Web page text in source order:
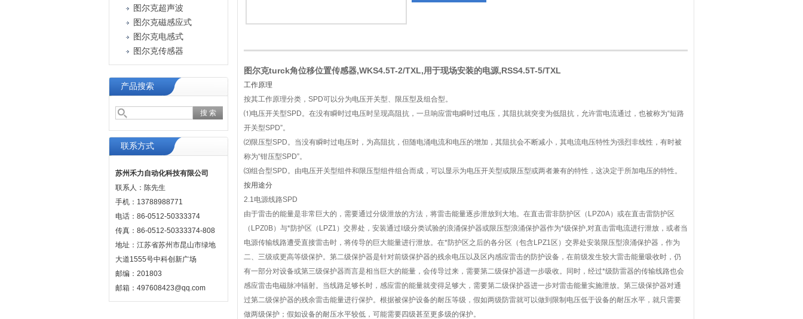
图尔克超声波
图尔克磁感应式
图尔克电感式
图尔克传感器
产品搜索
联系方式
苏州禾力自动化科技有限公司
联系人：陈先生
手机：13788988771
电话：86-0512-50333374
传真：86-0512-50333374-808
地址：江苏省苏州市昆山市绿地
大道1555号中科创新广场
邮编：201803
邮箱：497608423@qq.com
图尔克turck角位移位置传感器,WKS4.5T-2/TXL,用于现场安装的电源,RSS4.5T-5/TXL
工作原理
按其工作原理分类，SPD可以分为电压开关型、限压型及组合型。
⑴电压开关型SPD。在没有瞬时过电压时呈现高阻抗，一旦响应雷电瞬时过电压，其阻抗就突变为低阻抗，允许雷电流通过，也被称为“短路
开关型SPD”。
⑵限压型SPD。当没有瞬时过电压时，为高阻抗，但随电涌电流和电压的增加，其阻抗会不断减小，其电流电压特性为强烈非线性，有时被
称为“钳压型SPD”。
⑶组合型SPD。由电压开关型组件和限压型组件组合而成，可以显示为电压开关型或限压型或两者兼有的特性，这决定于所加电压的特性。
按用途分
2.1电源线路SPD
由于雷击的能量是非常巨大的，需要通过分级泄放的方法，将雷击能量逐步泄放到大地。在直击雷非防护区（LPZ0A）或在直击雷防护区
（LPZ0B）与*防护区（LPZ1）交界处，安装通过Ⅰ级分类试验的浪涌保护器或限压型浪涌保护器作为*级保护,对直击雷电流进行泄放，或者当
电源传输线路遭受直接雷击时，将传导的巨大能量进行泄放。在*防护区之后的各分区（包含LPZ1区）交界处安装限压型浪涌保护器，作为
二、三级或更高等级保护。第二级保护器是针对前级保护器的残余电压以及区内感应雷击的防护设备，在前级发生较大雷击能量吸收时，仍
有一部分对设备或第三级保护器而言是相当巨大的能量，会传导过来，需要第二级保护器进一步吸收。同时，经过*级防雷器的传输线路也会
感应雷击电磁脉冲辐射。当线路足够长时，感应雷的能量就变得足够大，需要第二级保护器进一步对雷击能量实施泄放。第三级保护器对通
过第二级保护器的残余雷击能量进行保护。根据被保护设备的耐压等级，假如两级防雷就可以做到限制电压低于设备的耐压水平，就只需要
做两级保护；假如设备的耐压水平较低，可能需要四级甚至更多级的保护。